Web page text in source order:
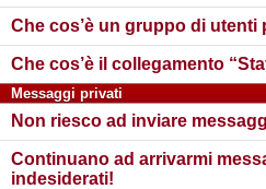
Che cos’è un gruppo di utenti
Che cos’è il collegamento
Messaggi privati
Non riesco ad inviare
Continuano ad arrivarmi
indesiderati!